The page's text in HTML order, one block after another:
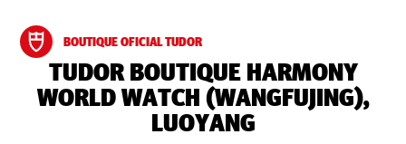
BOUTIQUE OFICIAL TUDOR
‭TUDOR BOUTIQUE HARMONY
WORLD WATCH (WANGFUJING),
LUOYANG‬